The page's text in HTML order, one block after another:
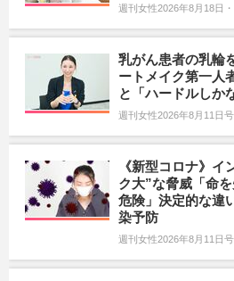
週刊女性2026年8月18日
乳がん患者の乳輪
ートメイク第一人
と「ハードルしか
週刊女性2026年8月11日号
《新型コロナ》イ
ク大”な脅威「命
危険」決定的な違
染予防
週刊女性2026年8月11日号